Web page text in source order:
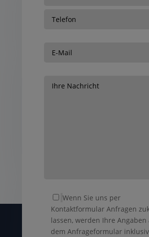
Wenn Sie uns per
Kontaktformular Anfragen
lassen, werden Ihre Angaben
dem Anfrageformular